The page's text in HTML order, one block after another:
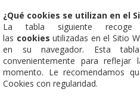
¿Qué cookies se utilizan en el
La tabla siguiente recoge
las cookies utilizadas en el Sitio
en su navegador. Esta
convenientemente para reflejar
momento. Le recomendamos
Cookies con regularidad.